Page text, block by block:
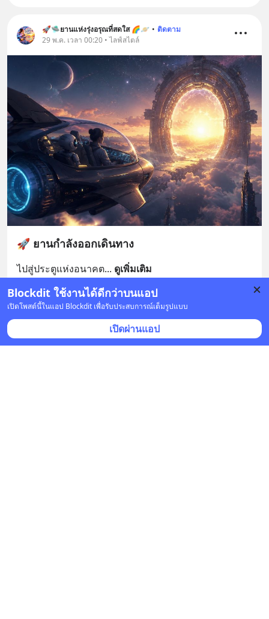
Blockdit ใช้งานได้ดีกว่าบนแอป
เปิดโพสต์นี้ในแอป Blockdit เพื่อรับประสบการณ์เต็มรูปแบบ
เปิดผ่านแอป
🚀🛸ยานแห่งรุ่งอรุณที่สดใส 🌈🪐 • ติดตาม
29 พ.ค. เวลา 00:20 • ไลฟ์สไตล์
🚀 ยานกำลังออกเดินทาง
ไปสู่ประตูแห่งอนาคต... ดูเพิ่มเติม
1 บันทึก
🚀🛸ยานแห่งรุ่งอรุณที่สดใส 🌈🪐 • ติดตาม